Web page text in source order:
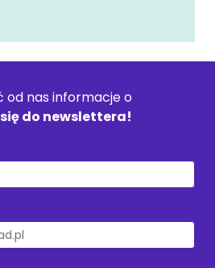
nas informacje o
do newslettera!